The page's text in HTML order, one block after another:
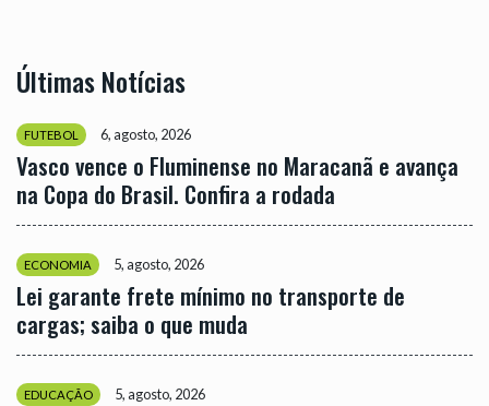
Últimas Notícias
FUTEBOL 6, agosto, 2026
Vasco vence o Fluminense no Maracanã e avança
na Copa do Brasil. Confira a rodada
ECONOMIA 5, agosto, 2026
Lei garante frete mínimo no transporte de
cargas; saiba o que muda
EDUCAÇÃO 5, agosto, 2026